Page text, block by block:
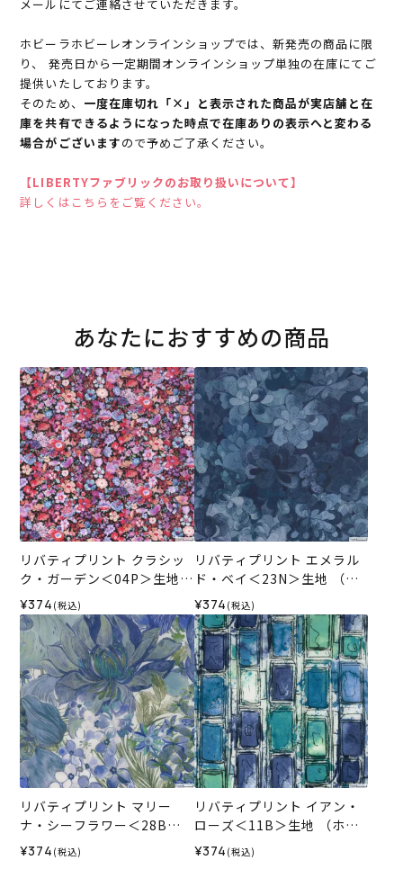
メールにてご連絡させていただきます。
ホビーラホビーレオンラインショップでは、新発売の商品に限
り、 発売日から一定期間オンラインショップ単独の在庫にてご
提供いたしております。
そのため、 一度在庫切れ「×」と表示された商品が実店舗と在
庫を共有できるようになった時点で在庫ありの表示へと変わる
場合がございますので予めご了承ください。
【LIBERTYファブリックのお取り扱いについて】
詳しくはこちらをご覧ください。
あなたにおすすめの商品
リバティプリント クラシッ
ク・ガーデン＜04P＞生地
（ホビーラホビーレオリジ
ナル）2026SS
¥374 (税込)
リバティプリント エメラル
ド・ベイ＜23N＞生地 （ホ
ビーラホビーレオリジナ
ル）2026SS
¥374 (税込)
リバティプリント マリー
ナ・シーフラワー＜28B＞
生地 （ホビーラホビーレオ
リジナル）2026SS
¥374 (税込)
リバティプリント イアン・
ローズ＜11B＞生地 （ホビ
ーラホビーレオリジナル）2
026SS
¥374 (税込)